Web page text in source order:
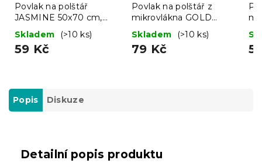
Povlak na polštář
JASMINE 50x70 cm,
hnědý
Skladem (>10 ks)
59 Kč
Povlak na polštář z
mikrovlákna GOLD
BUTTERFLY 70x90 cm,
černý
Skladem (>10 ks)
79 Kč
Popis Diskuze
Detailní popis produktu